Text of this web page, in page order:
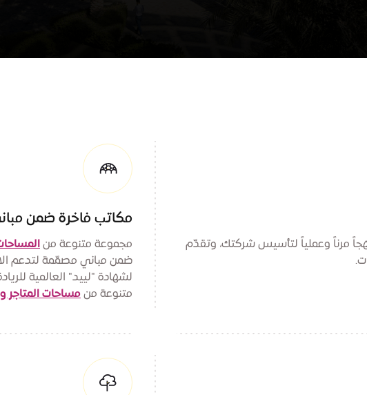
مرناً وعملياً لتأسيس شركتك، وتقدّم
مكاتب فاخرة ضمن
مجموعة متنوعة من
ضمن مباني مصمّمة لتدعم
لشهادة "لييد" العالمية
متنوعة من مساحات المتاجر